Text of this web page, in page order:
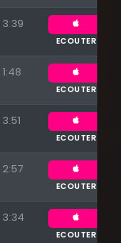
3:39
ECOUTER
1:48
ECOUTER
3:51
ECOUTER
2:57
ECOUTER
3:34
ECOUTER